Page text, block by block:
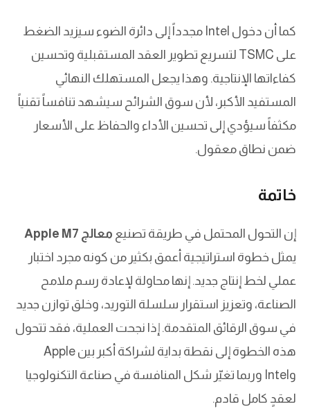
كما أن دخول Intel مجدداً إلى دائرة الضوء سيزيد الضغط
على TSMC لتسريع تطوير العقد المستقبلية وتحسين
كفاءاتها الإنتاجية. وهذا يجعل المستهلك النهائي
المستفيد الأكبر، لأن سوق الشرائح سيشهد تنافساً تقنياً
مكثفاً سيؤدي إلى تحسين الأداء والحفاظ على الأسعار
ضمن نطاق معقول.
خاتمة
إن التحول المحتمل في طريقة تصنيع معالج Apple M7
يمثل خطوة استراتيجية أعمق بكثير من كونه مجرد اختبار
عملي لخط إنتاج جديد. إنها محاولة لإعادة رسم ملامح
الصناعة، وتعزيز استقرار سلسلة التوريد، وخلق توازن جديد
في سوق الرقائق المتقدمة. إذا نجحت العملية، فقد تتحول
هذه الخطوة إلى نقطة بداية لشراكة أكبر بين Apple
وIntel وربما تغيّر شكل المنافسة في صناعة التكنولوجيا
لعقدٍ كامل قادم.